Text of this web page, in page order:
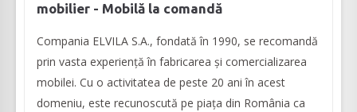
mobilier - Mobilă la comandă
Compania ELVILA S.A., fondată în 1990, se recomandă
prin vasta experiență în fabricarea și comercializarea
mobilei. Cu o activitatea de peste 20 ani în acest
domeniu, este recunoscută pe piața din România ca